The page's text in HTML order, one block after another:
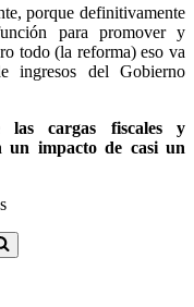
porque definitivamente
para promover y
todo (la reforma) eso va
ingresos del Gobierno
las cargas fiscales y
un impacto de casi un